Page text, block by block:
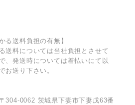
る送料負担の有無】
送料については当社負担とさせて
、発送時については着払いにて以
お送り下さい。
304-0062 茨城県下妻市下妻戊63番